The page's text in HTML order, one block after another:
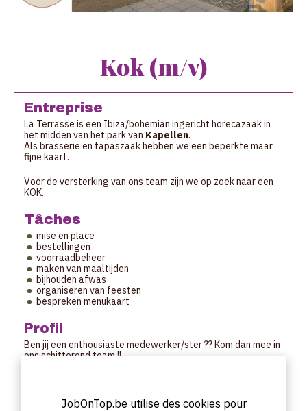
Kok (m/v)
Entreprise
La Terrasse is een Ibiza/bohemian ingericht horecazaak in
het midden van het park van Kapellen.
Als brasserie en tapaszaak hebben we een beperkte maar
fijne kaart.
Voor de versterking van ons team zijn we op zoek naar een
KOK.
Tâches
mise en place
bestellingen
voorraadbeheer
maken van maaltijden
bijhouden afwas
organiseren van feesten
bespreken menukaart
Profil
Ben jij een enthousiaste medewerker/ster ?? Kom dan mee in
ons schitterend team !!
plaatsen hebben en het bij zonnig weer bijzonder druk kan
JobOnTop.be utilise des cookies pour